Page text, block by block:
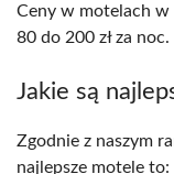
Ceny w motelach w
80 do 200 zł za noc.
Jakie są
Zgodnie z naszym
najlepsze motele to: